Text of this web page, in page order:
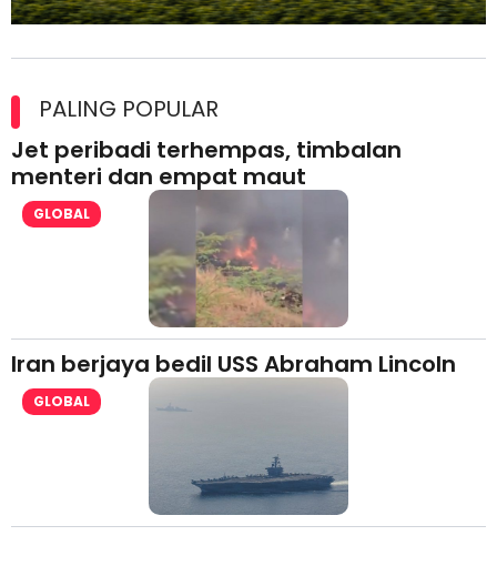
lesen separuh pertama 2026
PALING POPULAR
Jet peribadi terhempas, timbalan
menteri dan empat maut
GLOBAL
Iran berjaya bedil USS Abraham Lincoln
GLOBAL